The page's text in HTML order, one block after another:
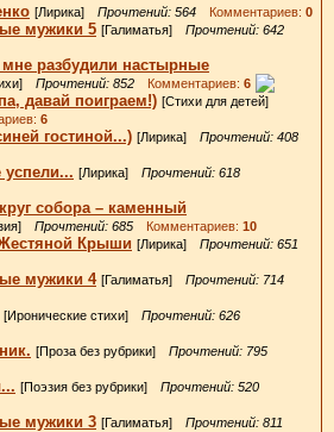
[Лирика] Прочтений: 564 Комментариев: 0
мужики 5 [Галиматья] Прочтений: 642
разбудили настырные
Прочтений: 852 Комментариев: 6
давай поиграем!) [Стихи для детей]
6
гостиной...) [Лирика] Прочтений: 408
успели... [Лирика] Прочтений: 618
собора – каменный
Прочтений: 685 Комментариев: 10
Крыши [Лирика] Прочтений: 651
мужики 4 [Галиматья] Прочтений: 714
[Иронические стихи] Прочтений: 626
[Проза без рубрики] Прочтений: 795
[Поэзия без рубрики] Прочтений: 520
мужики 3 [Галиматья] Прочтений: 811